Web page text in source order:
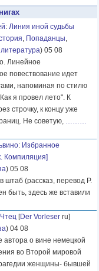
: Линия иной судьбы
, Попаданцы,
) 05 08
Линейное
повествование идет
напоминая по стилю
я провел лето". К
строчку, к концу уже
Не советую, ………
: Избранное
Компиляция]
) 05 08
штаб (рассказ, перевод Р.
быть, здесь же вставили
Чтец [Der Vorleser ru]
) 04 08
автора о вине немецкой
во Второй мировой
женщины- бывшей